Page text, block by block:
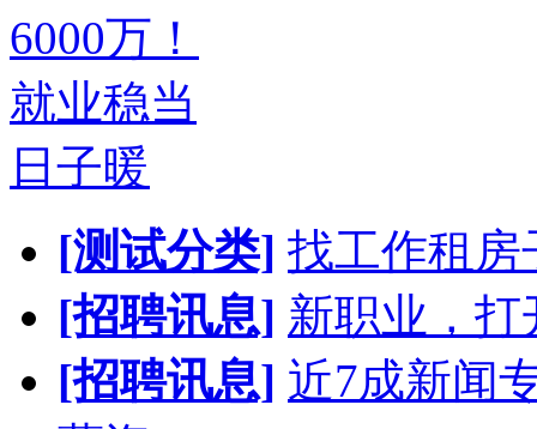
6000万！
就业稳当
日子暖
[测试分类] 找工作租房
[招聘讯息] 新职业，
[招聘讯息] 近7成新闻